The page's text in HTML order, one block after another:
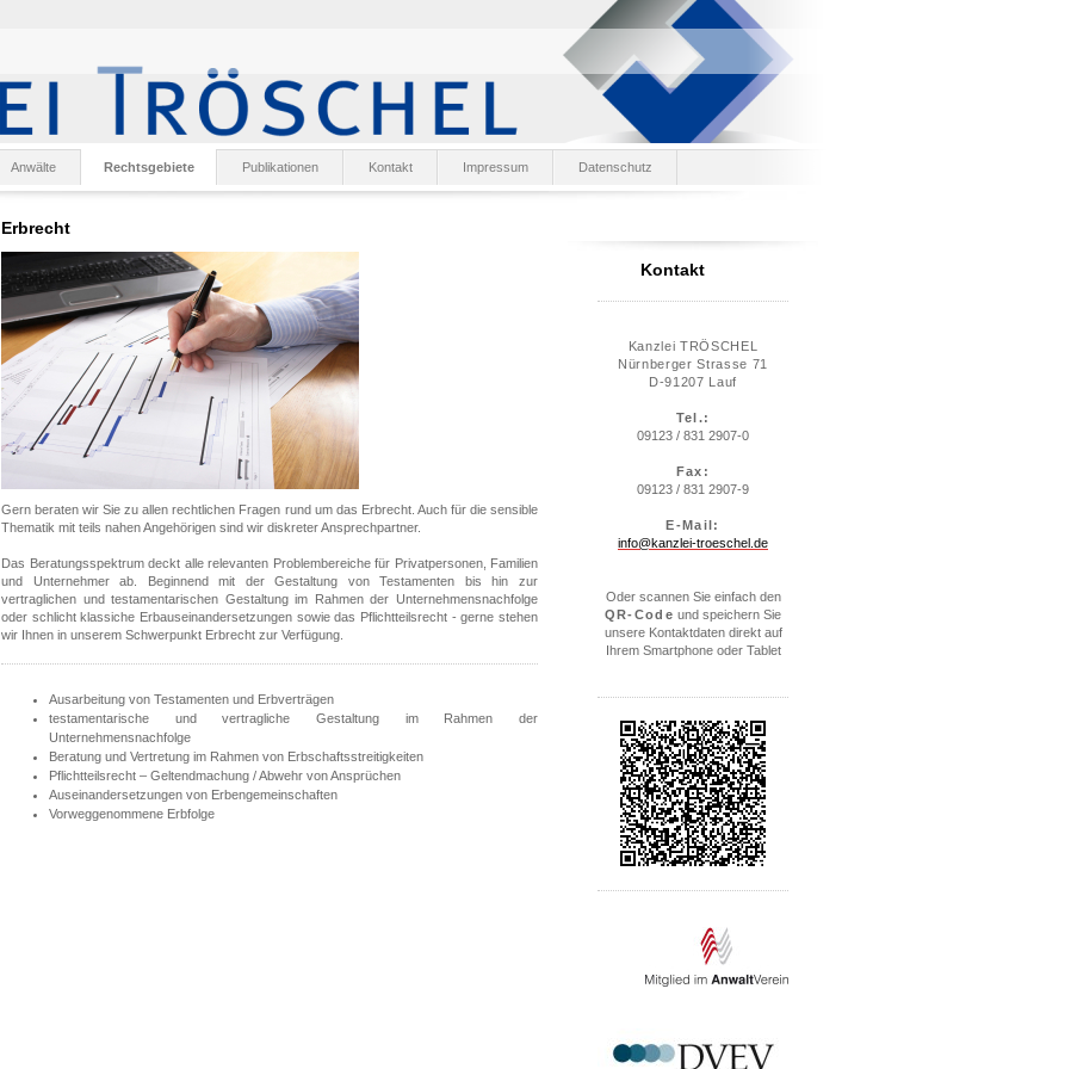
Anwälte Rechtsgebiete Publikationen Kontakt Impressum Datenschutz
Erbrecht
Gern beraten wir Sie zu allen rechtlichen Fragen rund um das Erbrecht. Auch für die sensible
Thematik mit teils nahen Angehörigen sind wir diskreter Ansprechpartner.
Das Beratungsspektrum deckt alle relevanten Problembereiche für Privatpersonen, Familien
und Unternehmer ab. Beginnend mit der Gestaltung von Testamenten bis hin zur
vertraglichen und testamentarischen Gestaltung im Rahmen der Unternehmensnachfolge
oder schlicht klassiche Erbauseinandersetzungen sowie das Pflichtteilsrecht - gerne stehen
wir Ihnen in unserem Schwerpunkt Erbrecht zur Verfügung.
Ausarbeitung von Testamenten und Erbverträgen
testamentarische und vertragliche Gestaltung im Rahmen der
Unternehmensnachfolge
Beratung und Vertretung im Rahmen von Erbschaftsstreitigkeiten
Pflichtteilsrecht – Geltendmachung / Abwehr von Ansprüchen
Auseinandersetzungen von Erbengemeinschaften
Vorweggenommene Erbfolge
Kontakt
Kanzlei TRÖSCHEL
Nürnberger Strasse 71
D-91207 Lauf
Tel.:
09123 / 831 2907-0
Fax:
09123 / 831 2907-9
E-Mail:
info@kanzlei-troeschel.de
Oder scannen Sie einfach den
QR-Code und speichern Sie
unsere Kontaktdaten direkt auf
Ihrem Smartphone oder Tablet